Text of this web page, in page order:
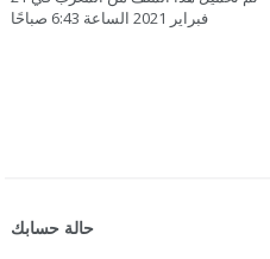
فبراير 2021 الساعة 6:43 صباحًا
حالة حسابك